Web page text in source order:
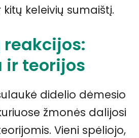
keleivių sumaištį.
ir teorijos
didelio dėmesio
žmonės dalijosi
Vieni spėliojo,